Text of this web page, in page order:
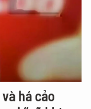
há cảo